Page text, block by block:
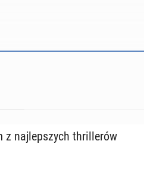
z naj­lep­szych thril­le­rów